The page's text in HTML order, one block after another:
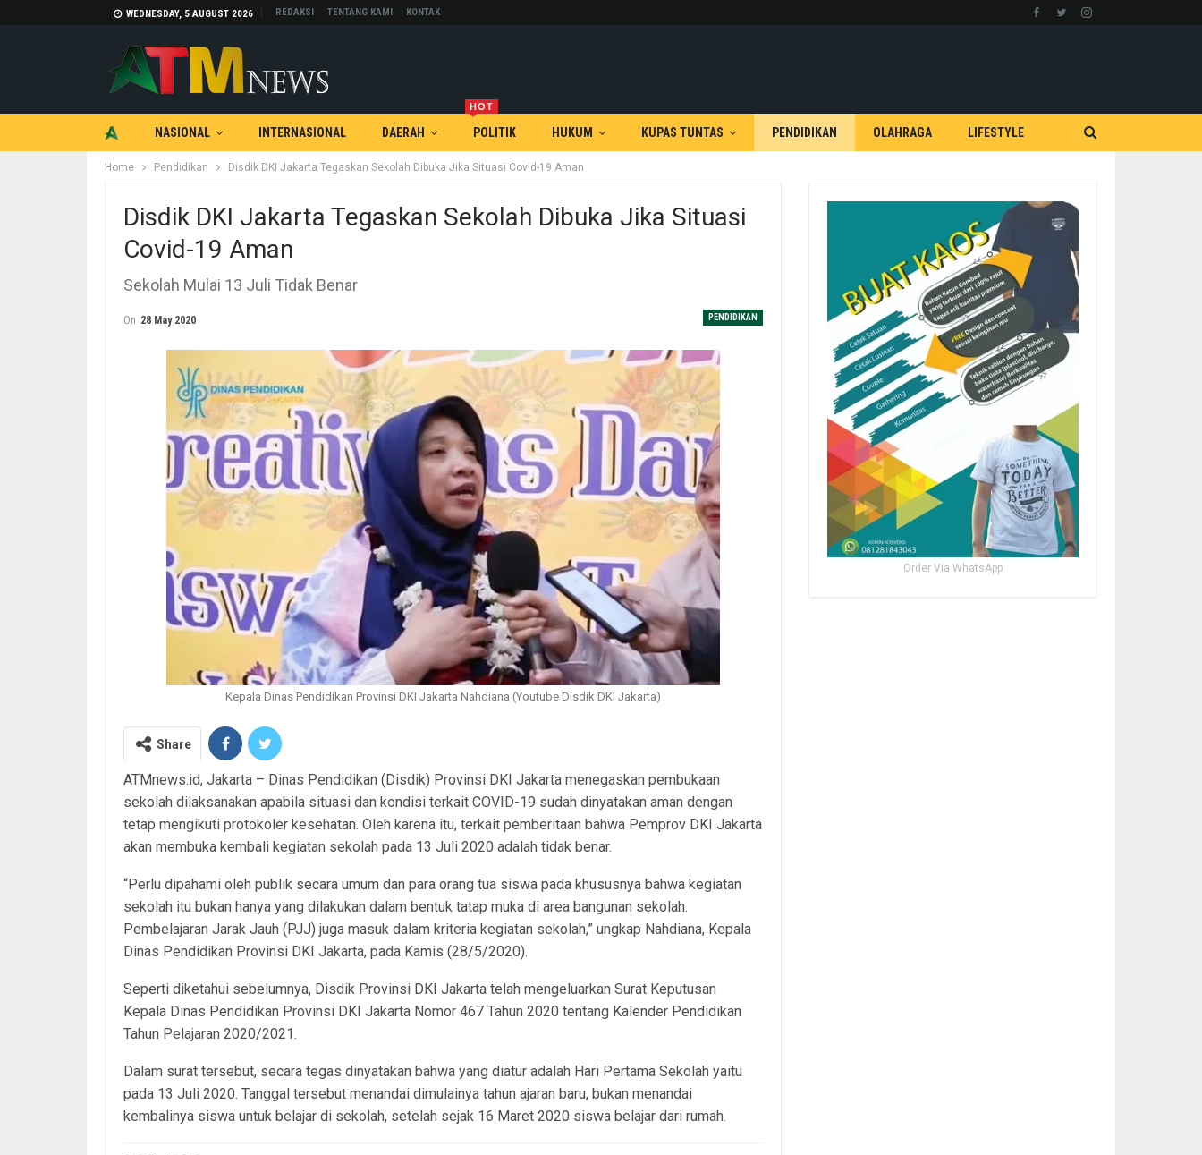
WEDNESDAY, 5 AUGUST 2026 REDAKSI TENTANG KAMI KONTAK
NASIONAL INTERNASIONAL DAERAH POLITIK
HOT
HUKUM KUPAS TUNTAS PENDIDIKAN OLAHRAGA LIFESTYLE
TEKNOLOGI OTOMOTIF
Home Pendidikan Disdik DKI Jakarta Tegaskan Sekolah Dibuka Jika Situasi Covid-19 Aman
Disdik DKI Jakarta Tegaskan Sekolah Dibuka Jika Situasi
Covid-19 Aman
Sekolah Mulai 13 Juli Tidak Benar
PENDIDIKAN
On 28 May 2020
Kepala Dinas Pendidikan Provinsi DKI Jakarta Nahdiana (Youtube Disdik DKI Jakarta)
Share
ATMnews.id, Jakarta – Dinas Pendidikan (Disdik) Provinsi DKI Jakarta menegaskan pembukaan
sekolah dilaksanakan apabila situasi dan kondisi terkait COVID-19 sudah dinyatakan aman dengan
tetap mengikuti protokoler kesehatan. Oleh karena itu, terkait pemberitaan bahwa Pemprov DKI Jakarta
akan membuka kembali kegiatan sekolah pada 13 Juli 2020 adalah tidak benar.
“Perlu dipahami oleh publik secara umum dan para orang tua siswa pada khususnya bahwa kegiatan
sekolah itu bukan hanya yang dilakukan dalam bentuk tatap muka di area bangunan sekolah.
Pembelajaran Jarak Jauh (PJJ) juga masuk dalam kriteria kegiatan sekolah,” ungkap Nahdiana, Kepala
Dinas Pendidikan Provinsi DKI Jakarta, pada Kamis (28/5/2020).
Seperti diketahui sebelumnya, Disdik Provinsi DKI Jakarta telah mengeluarkan Surat Keputusan
Kepala Dinas Pendidikan Provinsi DKI Jakarta Nomor 467 Tahun 2020 tentang Kalender Pendidikan
Tahun Pelajaran 2020/2021.
Dalam surat tersebut, secara tegas dinyatakan bahwa yang diatur adalah Hari Pertama Sekolah yaitu
pada 13 Juli 2020. Tanggal tersebut menandai dimulainya tahun ajaran baru, bukan menandai
kembalinya siswa untuk belajar di sekolah, setelah sejak 16 Maret 2020 siswa belajar dari rumah.
Order Via WhatsApp